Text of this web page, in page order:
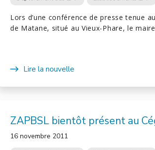
Lors d’une conférence de presse tenue
de Matane, situé au Vieux-Phare, le
Lire la nouvelle
ZAPBSL bientôt présent au
16 novembre 2011